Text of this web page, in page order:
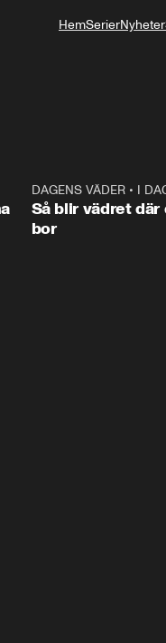
HemSerierNyheter
DAGENS VÄDER• I
Så blir vädret där
bor